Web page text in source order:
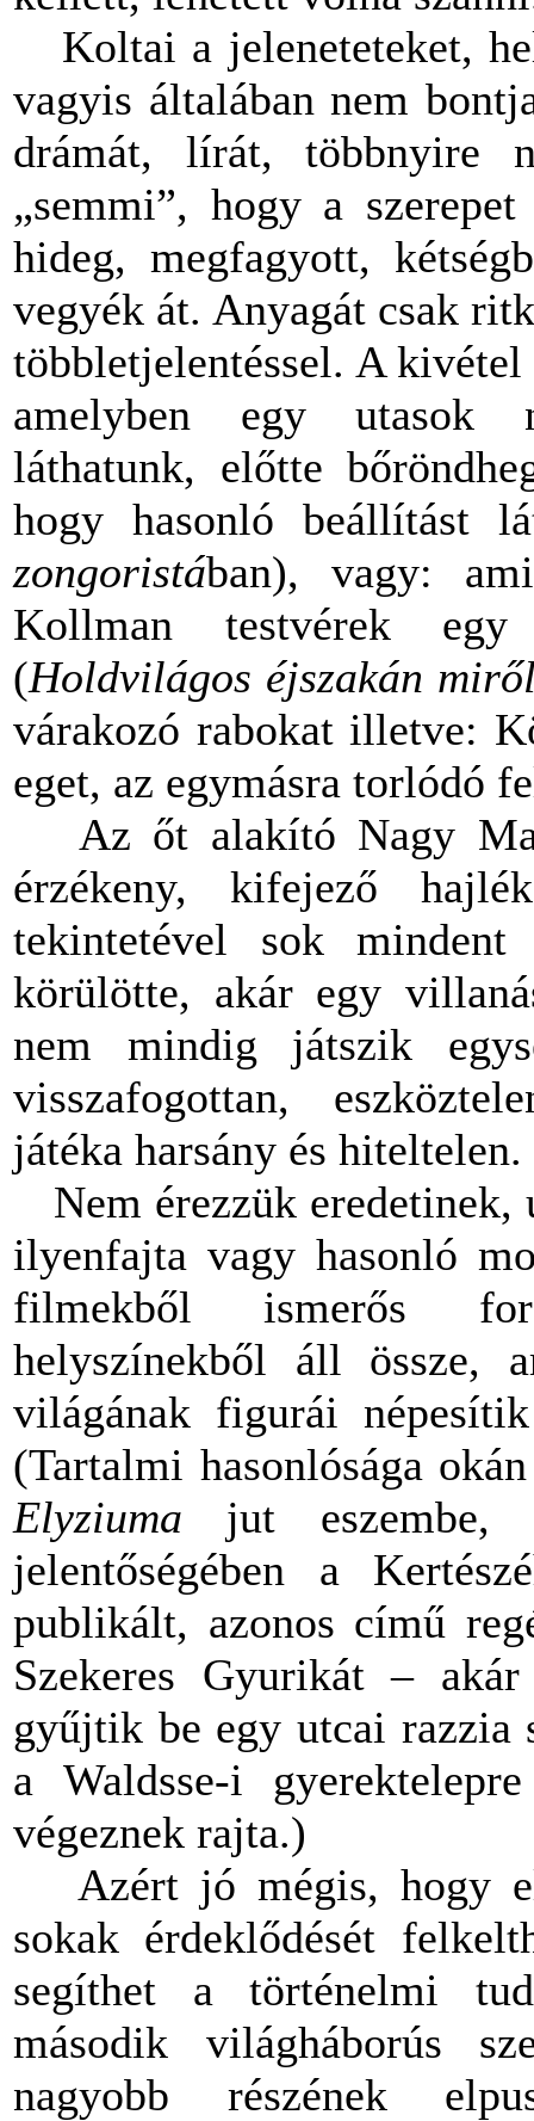
Koltai a jeleneteteket,
vagyis általában nem
drámát, lírát, többnyire
„semmi”, hogy a
hideg, megfagyott,
vegyék át. Anyagát csak
többletjelentéssel. A
amelyben egy utasok
láthatunk, előtte
hogy hasonló beállítást
zongoristában), vagy:
Kollman testvérek
(Holdvilágos éjszakán
várakozó rabokat illetve:
eget, az egymásra torlódó
Az őt alakító Nagy
érzékeny, kifejező
tekintetével sok
körülötte, akár egy
nem mindig játszik
visszafogottan,
játéka harsány és hiteltelen.
Nem érezzük eredetinek,
ilyenfajta vagy hasonló
filmekből ismerős
helyszínekből áll össze,
világának figurái
(Tartalmi hasonlósága
Elyziuma jut eszembe,
jelentőségében a
publikált, azonos című
Szekeres Gyurikát –
gyűjtik be egy utcai razzia
a Waldsse-i
végeznek rajta.)
Azért jó mégis, hogy
sokak érdeklődését
segíthet a történelmi
második világháborús
nagyobb részének